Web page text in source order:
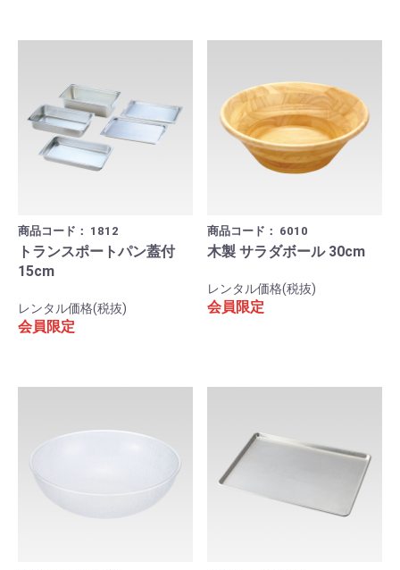
商品コード： 1812
トランスポートパン蓋付
15cm
レンタル価格(税抜)
会員限定
商品コード： 6010
木製 サラダボール 30cm
レンタル価格(税抜)
会員限定